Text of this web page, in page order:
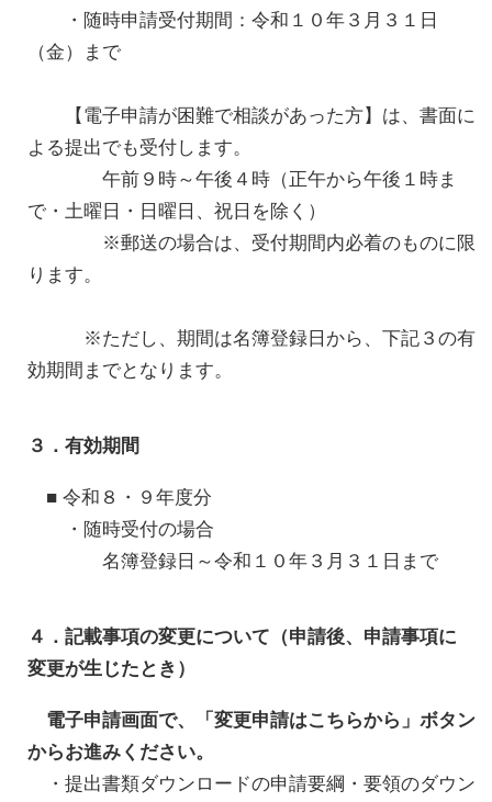
・随時申請受付期間：令和１０年３月３１日
（金）まで
【電子申請が困難で相談があった方】は、書面に
よる提出でも受付します。
午前９時～午後４時（正午から午後１時ま
で・土曜日・日曜日、祝日を除く）
※郵送の場合は、受付期間内必着のものに限
ります。
※ただし、期間は名簿登録日から、下記３の有
効期間までとなります。
３．有効期間
■ 令和８・９年度分
・随時受付の場合
名簿登録日～令和１０年３月３１日まで
４．記載事項の変更について（申請後、申請事項に
変更が生じたとき）
電子申請画面で、「変更申請はこちらから」ボタン
からお進みください。
・提出書類ダウンロードの申請要綱・要領のダウン